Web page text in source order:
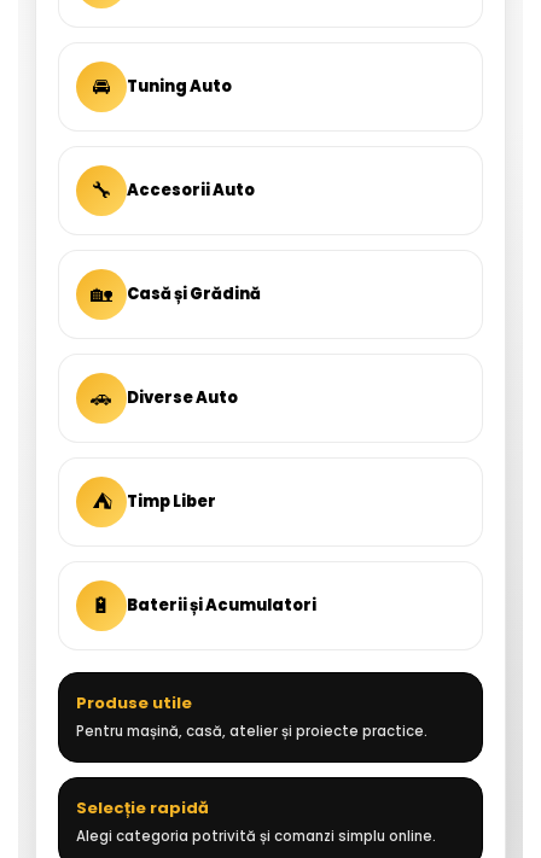
🚘 Tuning Auto
🔧 Accesorii Auto
🏡 Casă și Grădină
🚗 Diverse Auto
⛺ Timp Liber
🔋 Baterii și Acumulatori
Produse utile
Pentru mașină, casă, atelier și proiecte practice.
Selecție rapidă
Alegi categoria potrivită și comanzi simplu online.